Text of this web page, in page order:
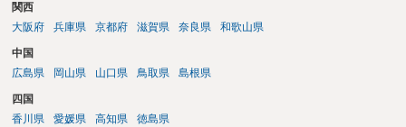
関西
大阪府
兵庫県 京都府 滋賀県 奈良県 和歌山県
中国
広島県
岡山県 山口県 鳥取県 島根県
四国
香川県
愛媛県 高知県 徳島県